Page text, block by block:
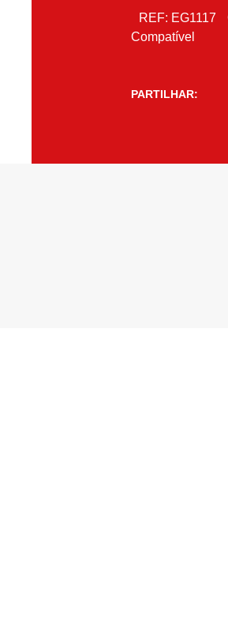
REF: EG1117
Compatível
PARTILHAR: